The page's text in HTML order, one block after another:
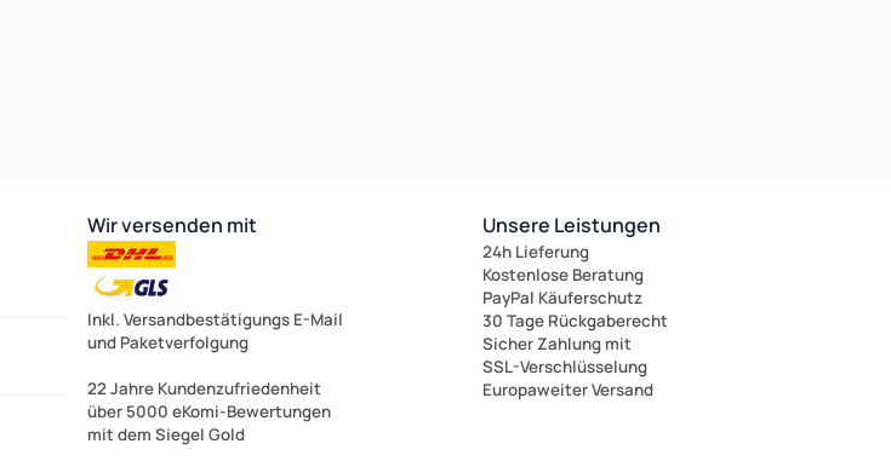
Wir versenden mit
Inkl. Versandbestätigungs E-Mail
und Paketverfolgung
22 Jahre Kundenzufriedenheit
über 5000 eKomi-Bewertungen
mit dem Siegel Gold
Unsere Leistungen
24h Lieferung
Kostenlose Beratung
PayPal Käuferschutz
30 Tage Rückgaberecht
Sicher Zahlung mit
SSL-Verschlüsselung
Europaweiter Versand